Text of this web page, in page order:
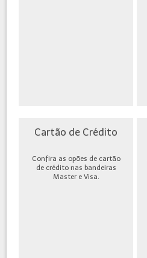
Cartão de Crédito
Confira as opões de cartão
de crédito nas bandeiras
Master e Visa.